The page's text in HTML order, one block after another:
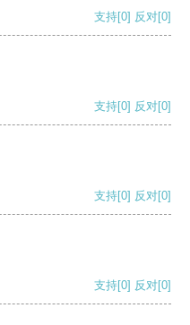
支持[0] 反对[0]
支持[0] 反对[0]
支持[0] 反对[0]
支持[0] 反对[0]